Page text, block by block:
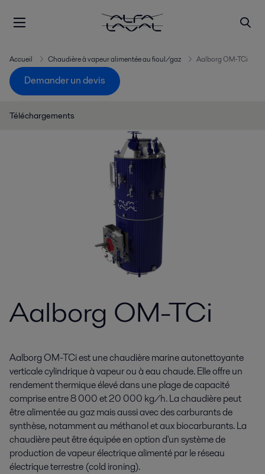
Accueil Chaudière à vapeur alimentée au fioul/gaz Aalborg OM-TCi
Demander un devis
Téléchargements
Aalborg OM-TCi
Aalborg OM-TCi est une chaudière marine autonettoyante
verticale cylindrique à vapeur ou à eau chaude. Elle offre un
rendement thermique élevé dans une plage de capacité
comprise entre 8 000 et 20 000 kg/h. La chaudière peut
être alimentée au gaz mais aussi avec des carburants de
synthèse, notamment au méthanol et aux biocarburants. La
chaudière peut être équipée en option d'un système de
production de vapeur électrique alimenté par le réseau
électrique terrestre (cold ironing).